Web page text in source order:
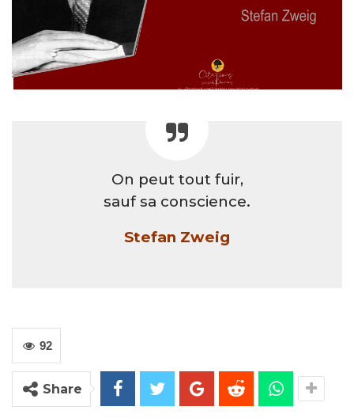
On peut tout fuir,
sauf sa conscience.
Stefan Zweig
92
Share